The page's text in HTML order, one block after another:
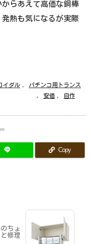
らあえて高価な銅棒
熱も気になるが実際
イダル
パチンコ用トランス
安価 自作
Copy
ちょ
修理